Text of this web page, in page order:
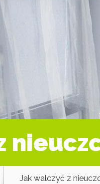
Jak walczyć z